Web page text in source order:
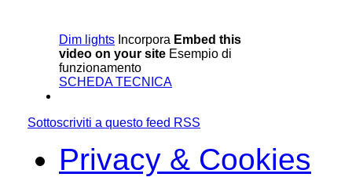
Dim lights Incorpora Embed this
video on your site Esempio di
funzionamento
SCHEDA TECNICA
Sottoscriviti a questo feed RSS
Privacy & Cookies